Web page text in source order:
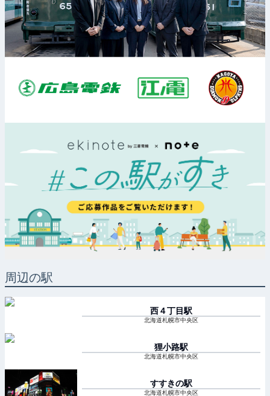
周辺の駅
西４丁目駅
北海道札幌市中央区
狸小路駅
北海道札幌市中央区
すすきの駅
北海道札幌市中央区